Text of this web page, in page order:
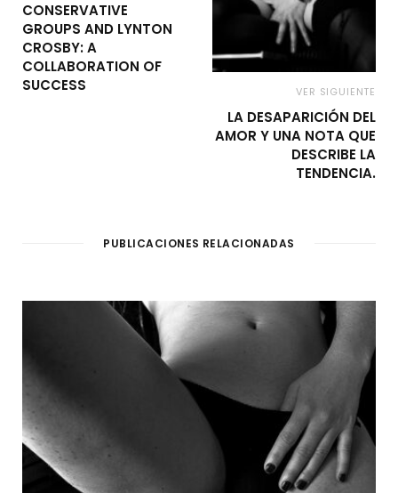
CONSERVATIVE
GROUPS AND LYNTON
CROSBY: A
COLLABORATION OF
SUCCESS
VER SIGUIENTE
LA DESAPARICIÓN DEL
AMOR Y UNA NOTA QUE
DESCRIBE LA
TENDENCIA.
PUBLICACIONES RELACIONADAS